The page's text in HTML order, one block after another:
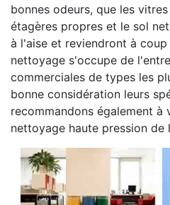
bonnes odeurs, que les
étagères propres et le sol
à l'aise et reviendront à
nettoyage s'occupe de
commerciales de types les
bonne considération leurs
recommandons également à
nettoyage haute pression de